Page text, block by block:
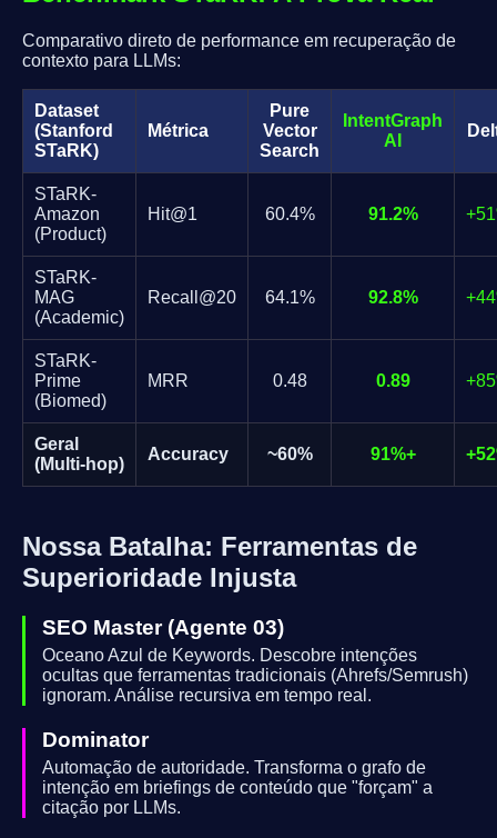
Comparativo direto de performance em recuperação de
contexto para LLMs:
Dataset
(Stanford
STaRK)
Métrica
Pure
Vector
Search
IntentGraph
AI
STaRK-
Amazon
(Product)
Hit@1 60.4% 91.2%
STaRK-
MAG
(Academic)
Recall@20 64.1% 92.8%
STaRK-
Prime
(Biomed)
MRR 0.48 0.89
Geral
(Multi-hop)
Accuracy ~60% 91%+
Nossa Batalha: Ferramentas de
Superioridade Injusta
SEO Master (Agente 03)
Oceano Azul de Keywords. Descobre intenções
ocultas que ferramentas tradicionais (Ahrefs/Semrush)
ignoram. Análise recursiva em tempo real.
Dominator
Automação de autoridade. Transforma o grafo de
intenção em briefings de conteúdo que "forçam" a
citação por LLMs.